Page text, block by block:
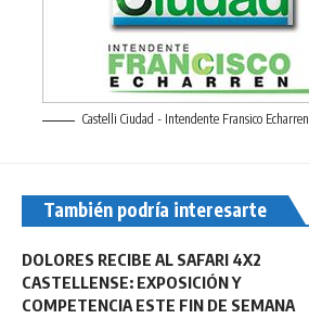
Castelli Ciudad - Intendente Fransico Echarren
También podría interesarte
DOLORES RECIBE AL SAFARI 4X2
CASTELLENSE: EXPOSICIÓN Y
COMPETENCIA ESTE FIN DE SEMANA